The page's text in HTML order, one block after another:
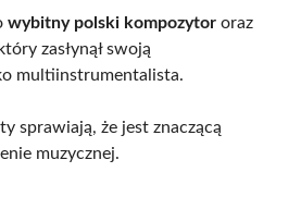
wybitny polski kompozytor oraz
zasłynął swoją
multiinstrumentalista.
sprawiają, że jest znaczącą
muzycznej.